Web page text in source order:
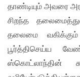
தாண்டியும் அவரை
சிறந்த
தலைமை
பூர்த்திசெய்ய
ஸ்கொட்லாந்தின்